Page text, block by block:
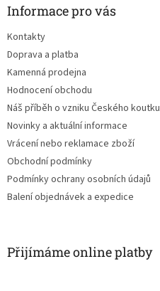
Informace pro vás
Kontakty
Doprava a platba
Kamenná prodejna
Hodnocení obchodu
Náš příběh o vzniku Českého koutku
Novinky a aktuální informace
Vrácení nebo reklamace zboží
Obchodní podmínky
Podmínky ochrany osobních údajů
Balení objednávek a expedice
Přijímáme online platby